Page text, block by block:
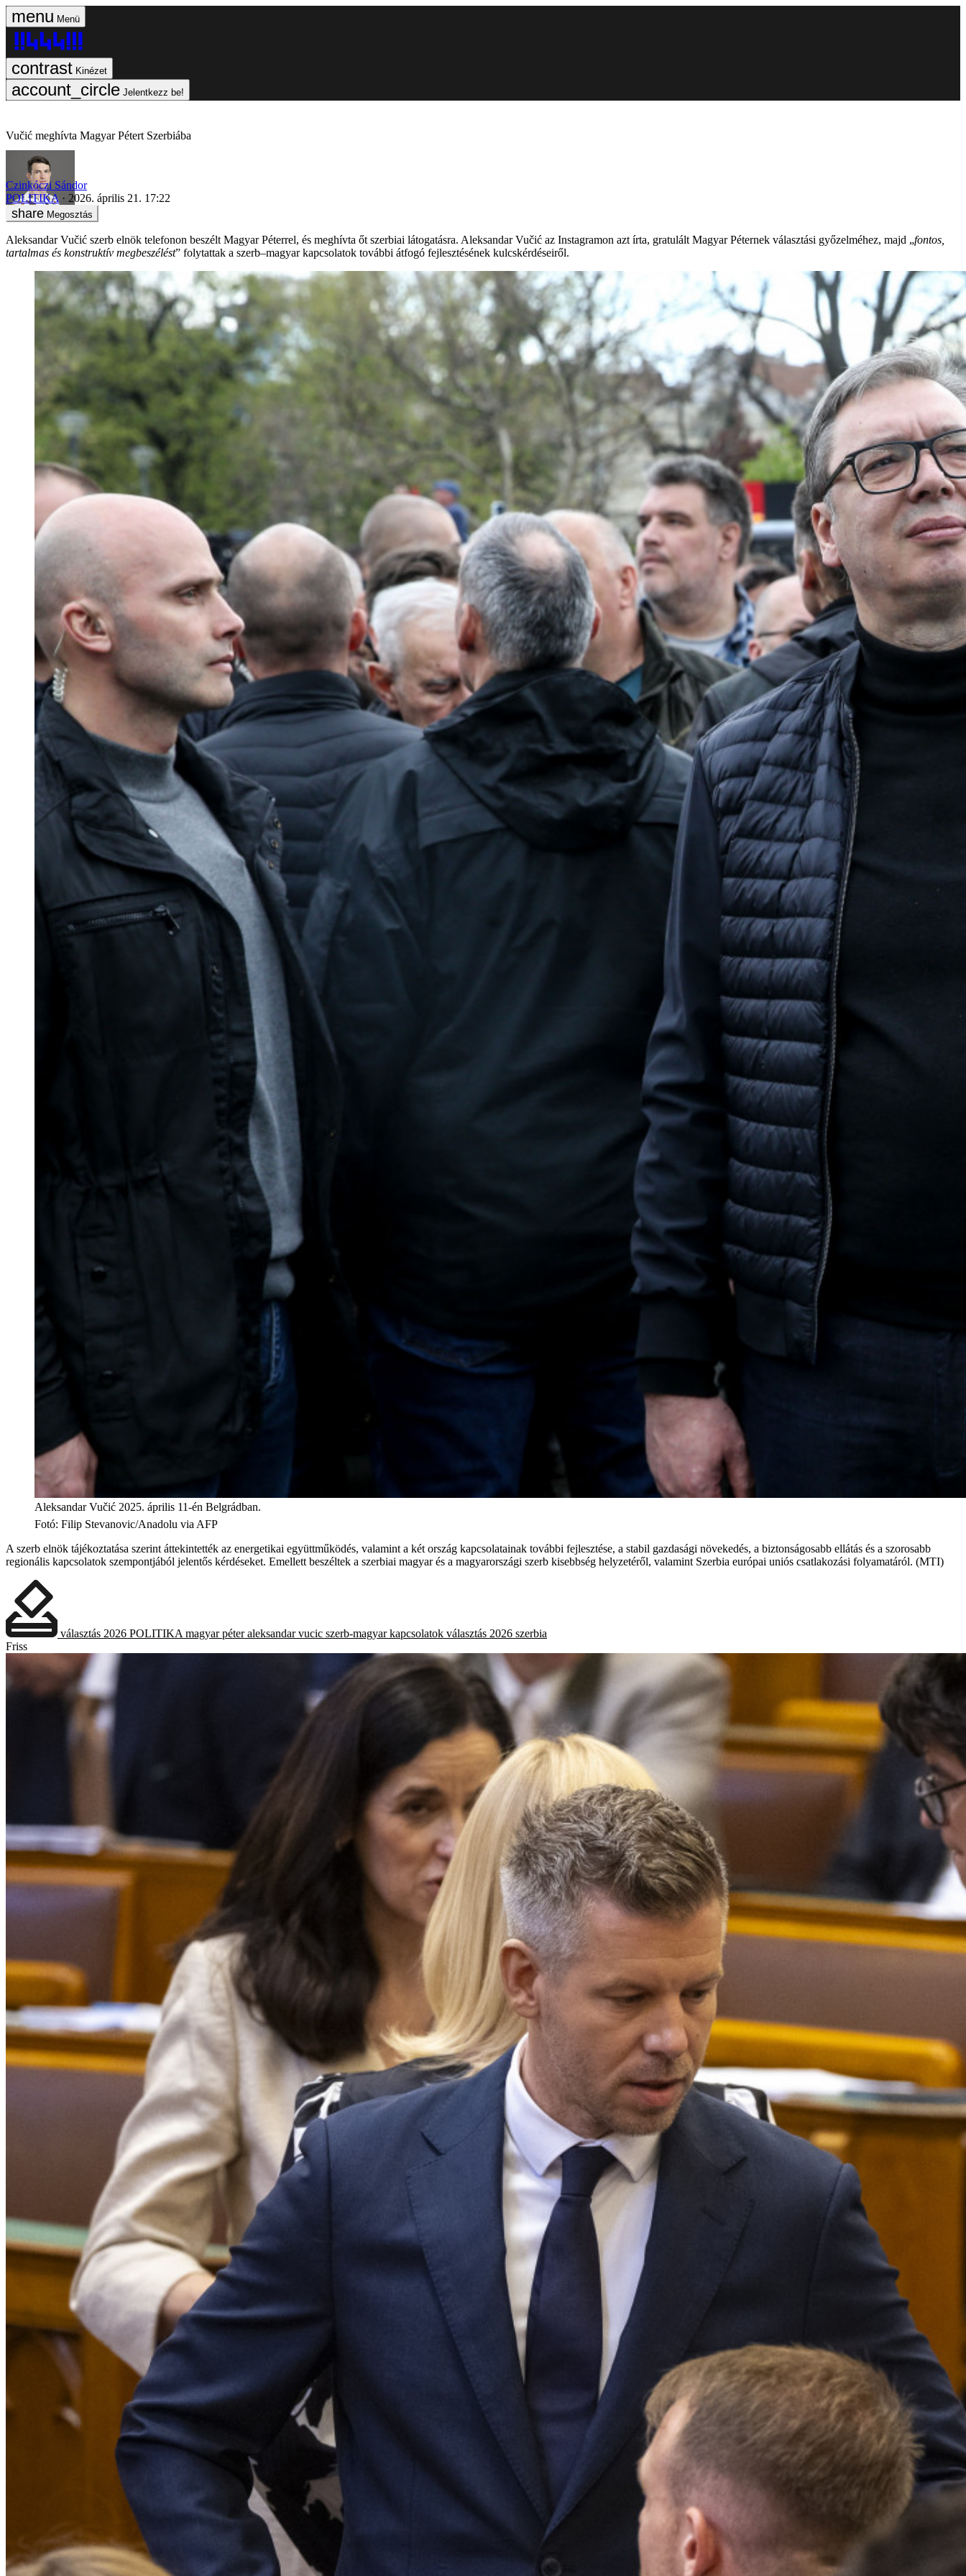
Menü
Kinézet
Jelentkezz be!
Vučić meghívta Magyar Pétert Szerbiába
Czinkóczi Sándor
POLITIKA
2026. április 21. 17:22
Megosztás
Aleksandar Vučić szerb elnök telefonon beszélt Magyar Péterrel, és meghívta őt szerbiai látogatásra. Aleksandar Vučić az Instagramon azt írta, gratulált Magyar Péternek választási győzelméhez, majd „fontos,
tartalmas és konstruktív megbeszélést” folytattak a szerb–magyar kapcsolatok további átfogó fejlesztésének kulcskérdéseiről.
Aleksandar Vučić 2025. április 11-én Belgrádban.
Fotó: Filip Stevanovic/Anadolu via AFP
A szerb elnök tájékoztatása szerint áttekintették az energetikai együttműködés, valamint a két ország kapcsolatainak további fejlesztése, a stabil gazdasági növekedés, a biztonságosabb ellátás és a szorosabb
regionális kapcsolatok szempontjából jelentős kérdéseket. Emellett beszéltek a szerbiai magyar és a magyarországi szerb kisebbség helyzetéről, valamint Szerbia európai uniós csatlakozási folyamatáról. (MTI)
választás 2026 POLITIKA magyar péter aleksandar vucic szerb-magyar kapcsolatok választás 2026 szerbia
Friss